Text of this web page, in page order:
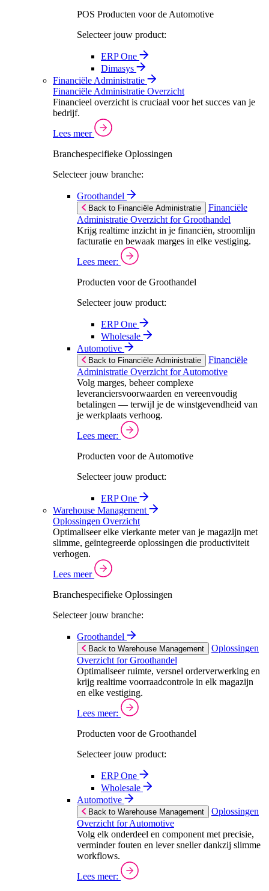
POS Producten voor de Automotive
Selecteer jouw product:
ERP One
Dimasys
Financiële Administratie
Financiële Administratie Overzicht
Financieel overzicht is cruciaal voor het succes van je
bedrijf.
Lees meer
Branchespecifieke Oplossingen
Selecteer jouw branche:
Groothandel
Back to Financiële Administratie
Financiële
Administratie Overzicht for Groothandel
Krijg realtime inzicht in je financiën, stroomlijn
facturatie en bewaak marges in elke vestiging.
Lees meer:
Producten voor de Groothandel
Selecteer jouw product:
ERP One
Wholesale
Automotive
Back to Financiële Administratie
Financiële
Administratie Overzicht for Automotive
Volg marges, beheer complexe
leveranciersvoorwaarden en vereenvoudig
betalingen — terwijl je de winstgevendheid van
je werkplaats verhoog.
Lees meer:
Producten voor de Automotive
Selecteer jouw product:
ERP One
Warehouse Management
Oplossingen Overzicht
Optimaliseer elke vierkante meter van je magazijn met
slimme, geïntegreerde oplossingen die productiviteit
verhogen.
Lees meer
Branchespecifieke Oplossingen
Selecteer jouw branche:
Groothandel
Back to Warehouse Management
Oplossingen
Overzicht for Groothandel
Optimaliseer ruimte, versnel orderverwerking en
krijg realtime voorraadcontrole in elk magazijn
en elke vestiging.
Lees meer:
Producten voor de Groothandel
Selecteer jouw product:
ERP One
Wholesale
Automotive
Back to Warehouse Management
Oplossingen
Overzicht for Automotive
Volg elk onderdeel en component met precisie,
verminder fouten en lever sneller dankzij slimme
workflows.
Lees meer: